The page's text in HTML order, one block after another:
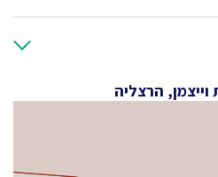
הרצליה